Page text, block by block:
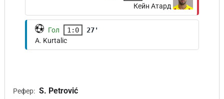
Кейн Атард
Гол 1:0
27'
A. Kurtalic
Рефер: S. Petrović